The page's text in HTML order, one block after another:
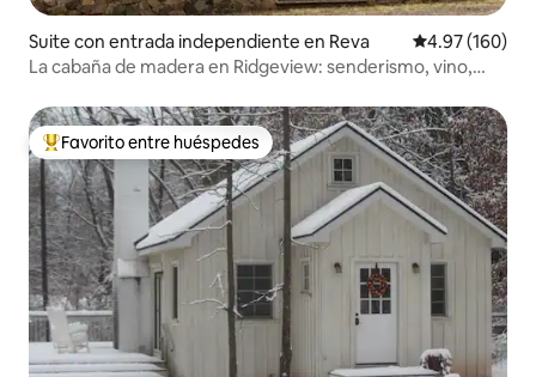
Suite con entrada independiente en Reva Calificación
4.97 (160)
La cabaña de madera en Ridgeview: senderismo, vino,
De los mejores en Favorito entre huéspedes
Favorito entre huéspedes